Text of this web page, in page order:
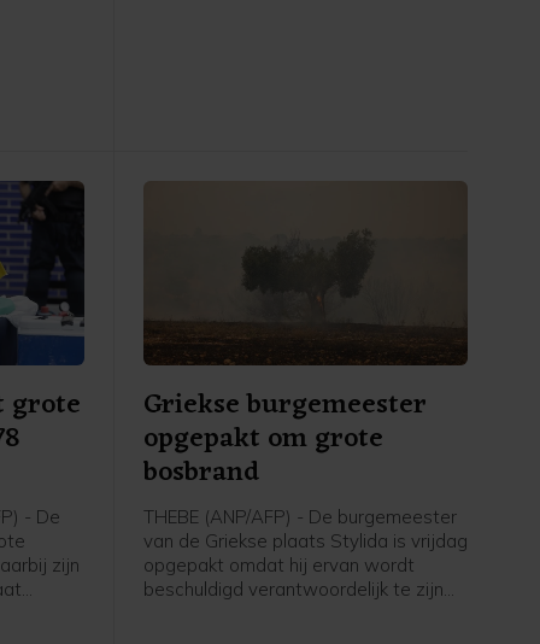
grote
- De
zijn
Griekse burgemeester
opgepakt om grote
bosbrand
THEBE (ANP/AFP) - De burgemeester
van de Griekse plaats Stylida is vrijdag
opgepakt omdat hij ervan wordt
beschuldigd verantwoordelijk te zijn